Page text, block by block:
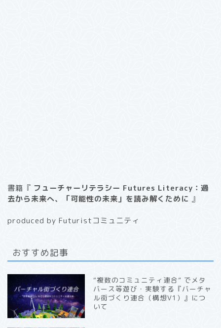
書籍『 フューチャーリテラシー Futures Literacy：過
去から未来へ、「可能性の未来」を読み解くために 』
produced by Futuristコミュニティ
おすすめ記事
“複数のコミュニティ連合” でメタ
バース等遊び・実験する『バーチャ
ル街づくり連合（構想V1）』につ
いて